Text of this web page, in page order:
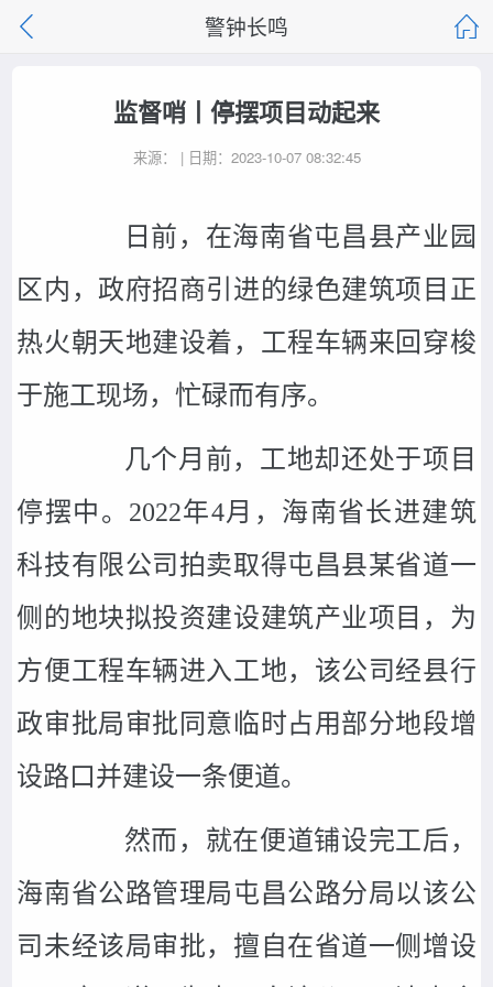
警钟长鸣
监督哨丨停摆项目动起来
来源： | 日期：2023-10-07 08:32:45
日前，在海南省屯昌县产业园
区内，政府招商引进的绿色建筑项目正
热火朝天地建设着，工程车辆来回穿梭
于施工现场，忙碌而有序。
几个月前，工地却还处于项目
停摆中。2022年4月，海南省长进建筑
科技有限公司拍卖取得屯昌县某省道一
侧的地块拟投资建设建筑产业项目，为
方便工程车辆进入工地，该公司经县行
政审批局审批同意临时占用部分地段增
设路口并建设一条便道。
然而，就在便道铺设完工后，
海南省公路管理局屯昌公路分局以该公
司未经该局审批，擅自在省道一侧增设